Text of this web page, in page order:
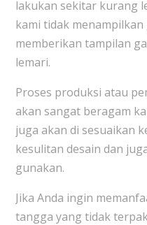
lakukan sekitar kurang
kami tidak
memberikan tampilan
lemari.
Proses produksi atau
akan sangat beragam
juga akan di sesuaikan
kesulitan desain dan
gunakan.
Jika Anda ingin
tangga yang tidak